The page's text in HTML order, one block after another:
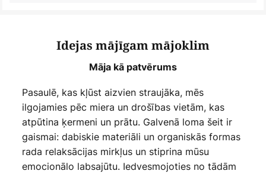
Idejas mājīgam mājoklim
Māja kā patvērums
Pasaulē, kas kļūst aizvien straujāka, mēs
ilgojamies pēc miera un drošības vietām, kas
atpūtina ķermeni un prātu. Galvenā loma šeit ir
gaismai: dabiskie materiāli un organiskās formas
rada relaksācijas mirkļus un stiprina mūsu
emocionālo labsajūtu. Iedvesmojoties no tādām